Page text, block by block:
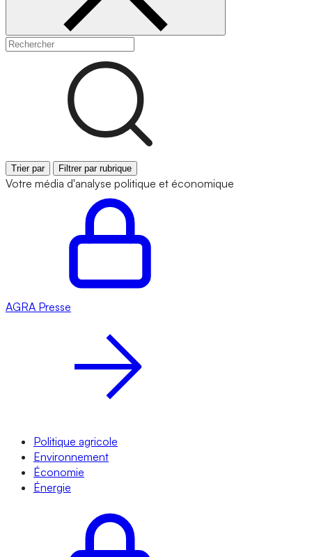
Trier par Filtrer par rubrique
Votre média d'analyse politique et économique
AGRA Presse
Politique agricole
Environnement
Économie
Énergie